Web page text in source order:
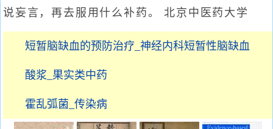
说妄言，再去服用什么补药。 北京中医药大学
短暂脑缺血的预防治疗_神经内科短暂性脑缺血
酸浆_果实类中药
霍乱弧菌_传染病